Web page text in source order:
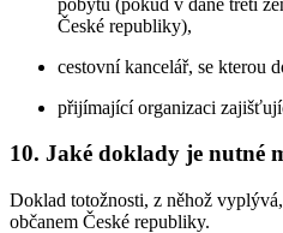
České republiky),
cestovní kancelář, se kterou
přijímající organizaci
10. Jaké doklady je nutné
Doklad totožnosti, z něhož
občanem České republiky.